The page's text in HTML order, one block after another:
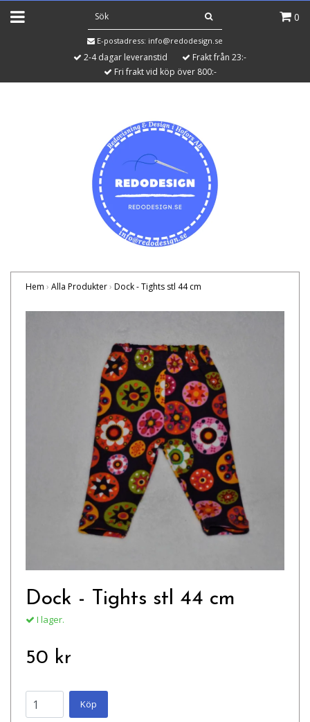
0
E-postadress: info@redodesign.se
2-4 dagar leveranstid
Frakt från 23:-
Fri frakt vid köp över 800:-
Hem › Alla Produkter› Dock - Tights stl 44 cm
Dock - Tights stl 44 cm
I lager.
50 kr
Köp